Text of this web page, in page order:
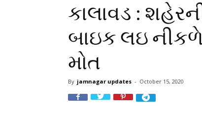
કાલાવડ :
બાઇક લઇ
મોત
By jamnagar updates - October 15, 2020